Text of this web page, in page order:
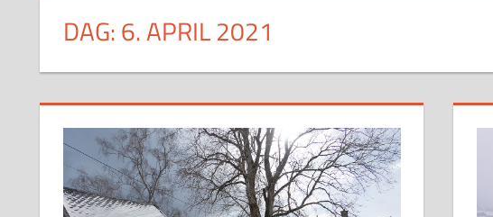
DAG:6. APRIL 2021